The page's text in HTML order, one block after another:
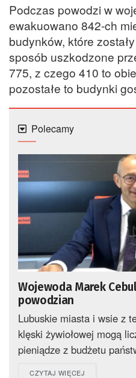
Podczas powodzi w
ewakuowano 842-ch
budynków, które
sposób uszkodzone
775, z czego 410 to
pozostałe to budynki
Polecamy
Wojewoda Marek
powodzian
Lubuskie miasta i wsie z
klęski żywiołowej mogą
pieniądze z budżetu
CZYTAJ WIĘCEJ